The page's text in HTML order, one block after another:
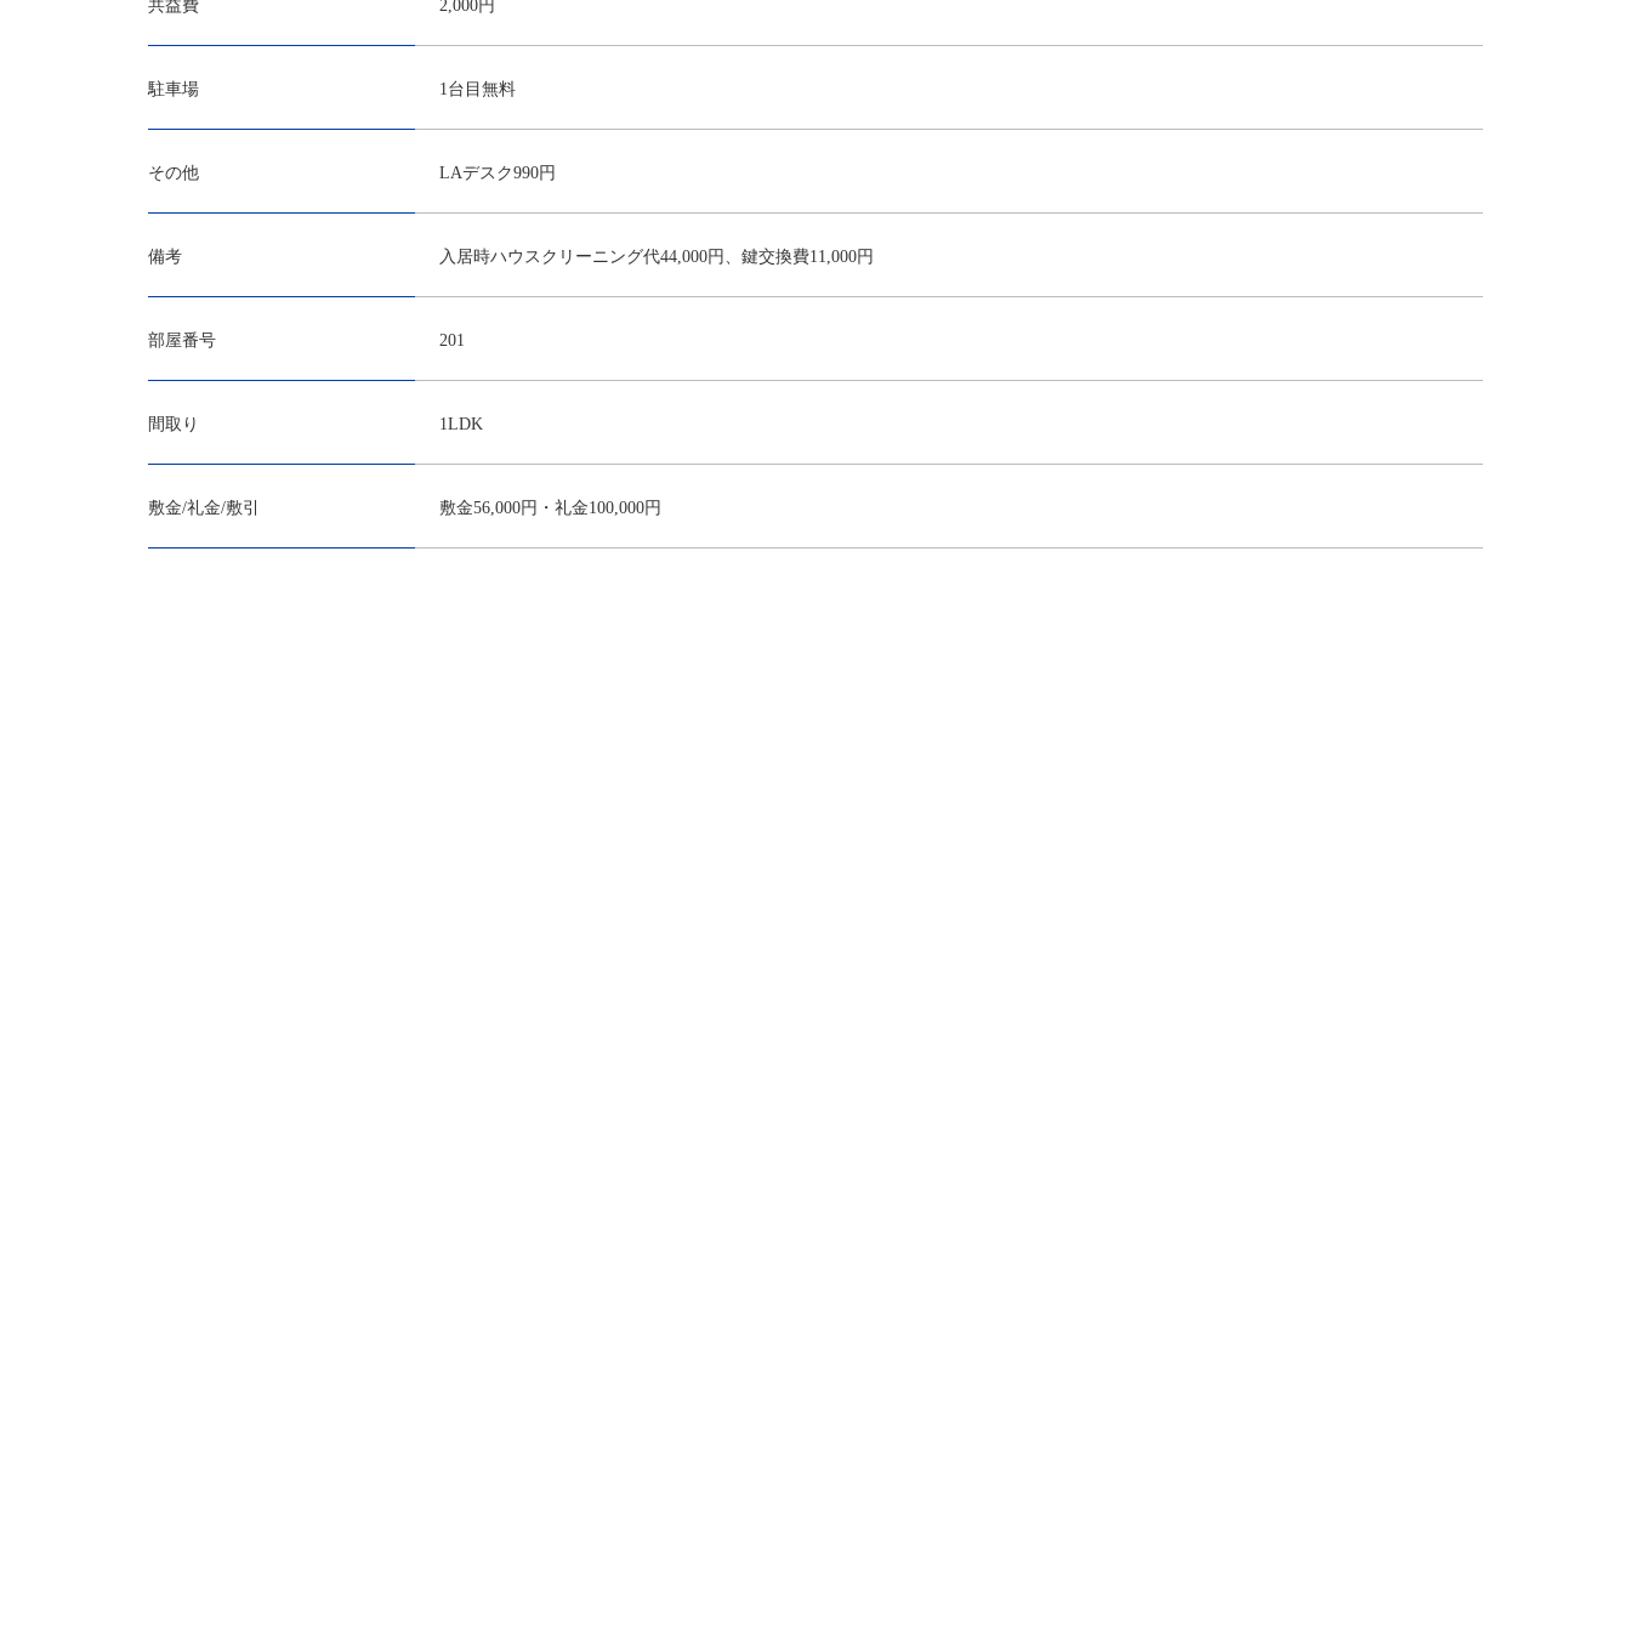
共益費 2,000円
駐車場 1台目無料
その他 LAデスク990円
備考 入居時ハウスクリーニング代44,000円、鍵交換費11,000円
部屋番号 201
間取り 1LDK
敷金/礼金/敷引 敷金56,000円・礼金100,000円